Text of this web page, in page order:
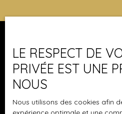
l’entrée, la maison séduit par
chaleureuse et ses beaux
réunissant salon et salle à
et convivial, idéal pour
recevoir ses proches ou
quotidien. Dans son
aménagée et entièrement
soin et réalisée avec des
Je suis propriétaire
Vendre avec nous
LE RESPECT DE
PRIVÉE EST UNE
NOUS
Nous utilisons des cookies afin